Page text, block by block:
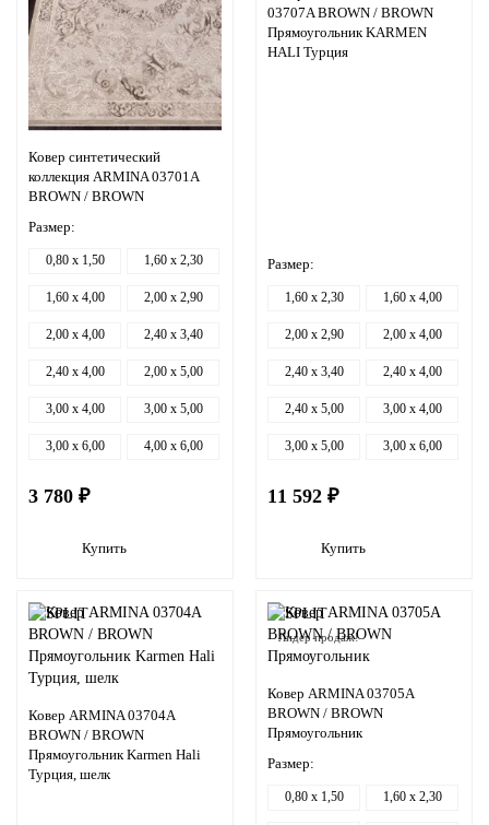
Ковер синтетический
коллекция ARMINA 03701A
BROWN / BROWN
Размер:
0,80 x 1,50 1,60 x 2,30
1,60 x 4,00 2,00 x 2,90
2,00 x 4,00 2,40 x 3,40
2,40 x 4,00 2,00 x 5,00
3,00 x 4,00 3,00 x 5,00
3,00 x 6,00 4,00 x 6,00
3 780 ₽
Купить
03707A BROWN / BROWN
Прямоугольник KARMEN
HALI Турция
Размер:
1,60 x 2,30 1,60 x 4,00
2,00 x 2,90 2,00 x 4,00
2,40 x 3,40 2,40 x 4,00
2,40 x 5,00 3,00 x 4,00
3,00 x 5,00 3,00 x 6,00
11 592 ₽
Купить
Ковер ARMINA 03704A
BROWN / BROWN
Прямоугольник Karmen Hali
Турция, шелк
Лидер продаж!
Ковер ARMINA 03705A
BROWN / BROWN
Прямоугольник
Размер:
0,80 x 1,50 1,60 x 2,30